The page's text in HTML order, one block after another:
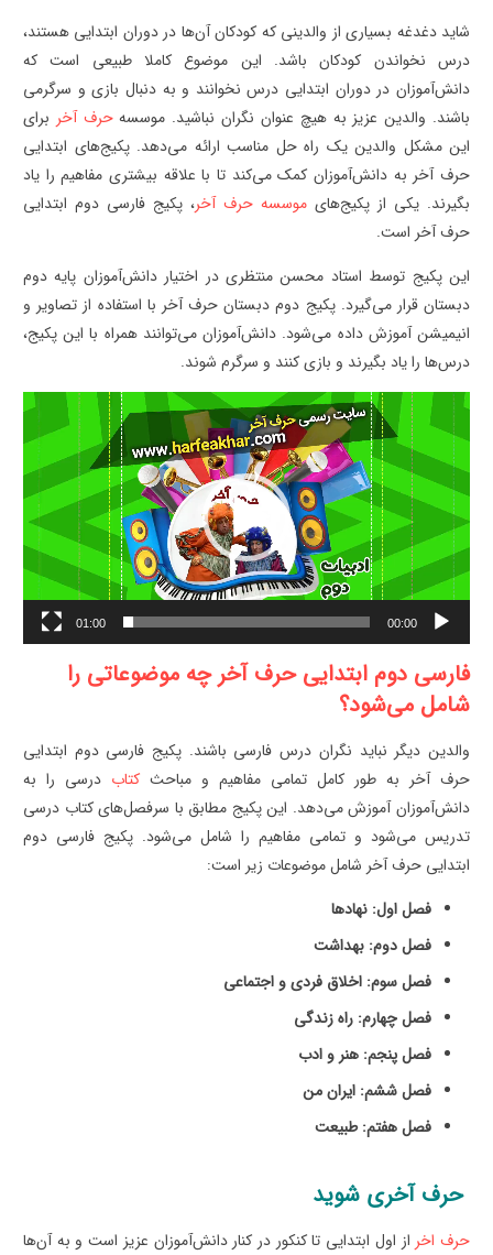
شاید دغدغه بسیاری از والدینی که کودکان آن‌ها در دوران ابتدایی هستند،
درس نخواندن کودکان باشد. این موضوع کاملا طبیعی است که
دانش‌آموزان در دوران ابتدایی درس نخوانند و به دنبال بازی و سرگرمی
باشند. والدین عزیز به هیچ عنوان نگران نباشید. موسسهحرف آخر برای
این مشکل والدین یک راه حل مناسب ارائه می‌دهد. پکیج‌های ابتدایی
حرف آخر به دانش‌آموزان کمک می‌کند تا با علاقه بیشتری مفاهیم را یاد
بگیرند. یکی از پکیج‌های موسسه حرف آخر، پکیج فارسی دوم ابتدایی
حرف آخر است.
این پکیج توسط استاد محسن منتظری در اختیار دانش‌آموزان پایه دوم
دبستان قرار می‌گیرد. پکیج دوم دبستان حرف آخر با استفاده از تصاویر و
انیمیشن آموزش داده می‌شود. دانش‌آموزان می‌توانند همراه با این پکیج،
درس‌ها را یاد بگیرند و بازی کنند و سرگرم شوند.
نمایشگر
ویدیو
00:00
01:00
فارسی دوم ابتدایی حرف آخر چه موضوعاتی را
شامل می‌شود؟
والدین دیگر نباید نگران درس فارسی باشند. پکیج فارسی دوم ابتدایی
حرف آخر به طور کامل تمامی مفاهیم و مباحث کتاب درسی را به
دانش‌آموزان آموزش می‌دهد. این پکیج مطابق با سرفصل‌های کتاب درسی
تدریس می‌شود و تمامی مفاهیم را شامل می‌شود. پکیج فارسی دوم
ابتدایی حرف آخر شامل موضوعات زیر است:
فصل اول: نهادها
فصل دوم: بهداشت
فصل سوم: اخلاق فردی و اجتماعی
فصل چهارم: راه زندگی
فصل پنجم: هنر و ادب
فصل ششم: ایران من
فصل هفتم: طبیعت
حرف آخری شوید
حرف اخر از اول ابتدایی تا کنکور در کنار دانش‌آموزان عزیز است و به آن‌ها